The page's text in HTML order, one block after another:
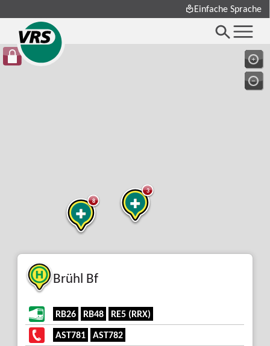
Einfache Sprache
Brühl Bf
RB26 RB48
RE5 (RRX)
AST781 AST782
3
8